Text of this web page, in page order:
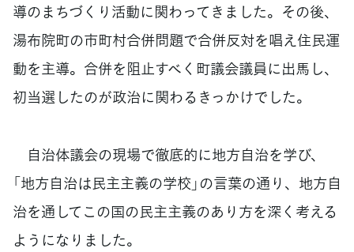
導のまちづくり活動に関わってきました。その後、
湯布院町の市町村合併問題で合併反対を唱え住民運
動を主導。合併を阻止すべく町議会議員に出馬し、
初当選したのが政治に関わるきっかけでした。
自治体議会の現場で徹底的に地方自治を学び、
「地方自治は民主主義の学校」の言葉の通り、地方自
治を通してこの国の民主主義のあり方を深く考える
ようになりました。